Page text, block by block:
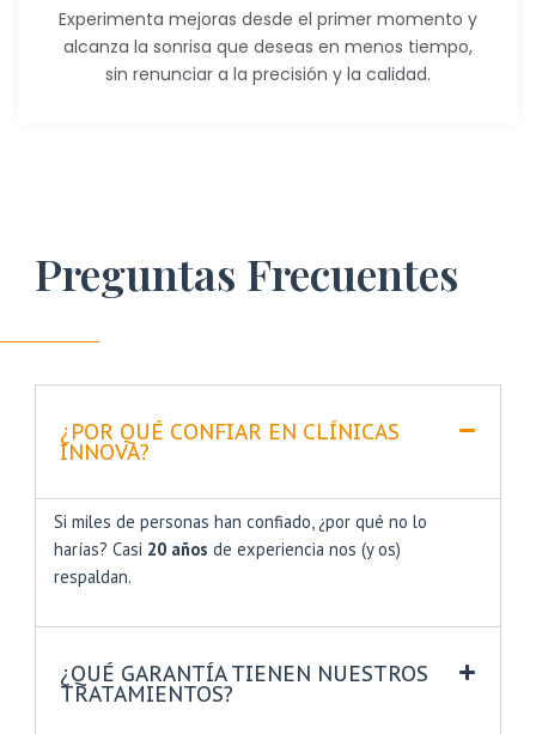
Experimenta mejoras desde el primer momento y
alcanza la sonrisa que deseas en menos tiempo,
sin renunciar a la precisión y la calidad.
Preguntas Frecuentes
¿POR QUÉ CONFIAR EN CLÍNICAS
INNOVA?
Si miles de personas han confiado, ¿por qué no lo
harías? Casi 20 años de experiencia nos (y os)
respaldan.
¿QUÉ GARANTÍA TIENEN NUESTROS
TRATAMIENTOS?